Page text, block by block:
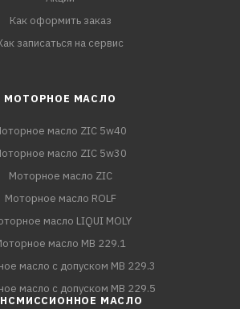
Как оформить заказ
записаться на сервис
МОТОРНОЕ МАСЛО
масло ZIC 5w40
масло ZIC 5w30
Моторное масло ZIC
Моторное масло ROLF
масло LIQUI MOLY
масло MB 229.1
масло с допуском MB 229.3
масло с допуском MB 229.5
МАСЛО